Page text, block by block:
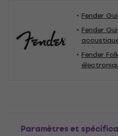
Fender
Fender
Fender
Paramètres et